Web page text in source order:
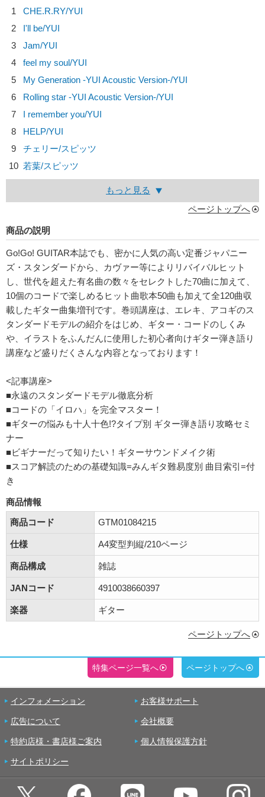
1 CHE.R.RY/YUI
2
I'll be/YUI
3
Jam/YUI
4
feel my soul/YUI
5
My Generation -YUI Acoustic Version-/YUI
6
Rolling star -YUI Acoustic Version-/YUI
7
I remember you/YUI
8
HELP/YUI
9
チェリー/スピッツ
10 若葉/スピッツ
もっと見る
ページトップへ
商品の説明
Go!Go! GUITAR本誌でも、密かに人気の高い定番ジャパニー
ズ・スタンダードから、カヴァー等によりリバイバルヒット
し、世代を超えた有名曲の数々をセレクトした70曲に加えて、
10個のコードで楽しめるヒット曲歌本50曲も加えて全120曲収
載したギター曲集増刊です。巻頭講座は、エレキ、アコギのス
タンダードモデルの紹介をはじめ、ギター・コードのしくみ
や、イラストをふんだんに使用した初心者向けギター弾き語り
講座など盛りだくさんな内容となっております！
<記事講座>
■永遠のスタンダードモデル徹底分析
■コードの「イロハ」を完全マスター！
■ギターの悩みも十人十色!?タイプ別 ギター弾き語り攻略セミ
ナー
■ビギナーだって知りたい！ギターサウンドメイク術
■スコア解読のための基礎知識=みんギタ難易度別 曲目索引=付
き
商品情報
商品コード
GTM01084215
仕様 A4変型判縦/210ページ
商品構成 雑誌
JANコード 4910038660397
楽器 ギター
ページトップへ
特集ページ一覧へ ページトップへ
インフォメーション お客様サポート
広告について 会社概要
特約店様・書店様ご案内 個人情報保護方針
サイトポリシー